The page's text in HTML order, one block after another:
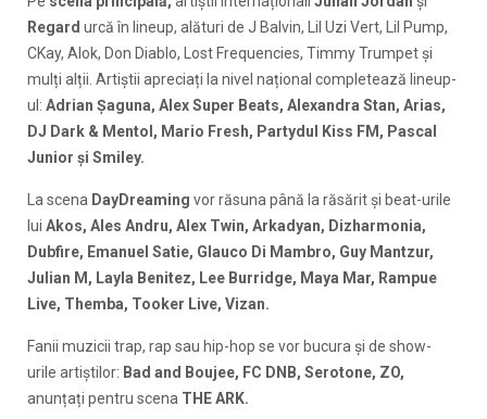
Regard urcă în lineup, alături de J Balvin, Lil Uzi Vert, Lil Pump,
CKay, Alok, Don Diablo, Lost Frequencies, Timmy Trumpet și
mulți alții. Artiștii apreciați la nivel național completează lineup-
ul: Adrian Șaguna, Alex Super Beats, Alexandra Stan, Arias,
DJ Dark & Mentol, Mario Fresh, Partydul Kiss FM, Pascal
Junior și Smiley.
La scena DayDreaming vor răsuna până la răsărit și beat-urile
lui Akos, Ales Andru, Alex Twin, Arkadyan, Dizharmonia,
Dubfire, Emanuel Satie, Glauco Di Mambro, Guy Mantzur,
Julian M, Layla Benitez, Lee Burridge, Maya Mar, Rampue
Live, Themba, Tooker Live, Vizan.
Fanii muzicii trap, rap sau hip-hop se vor bucura și de show-
urile artiștilor: Bad and Boujee, FC DNB, Serotone, ZO,
anunțați pentru scena THE ARK.